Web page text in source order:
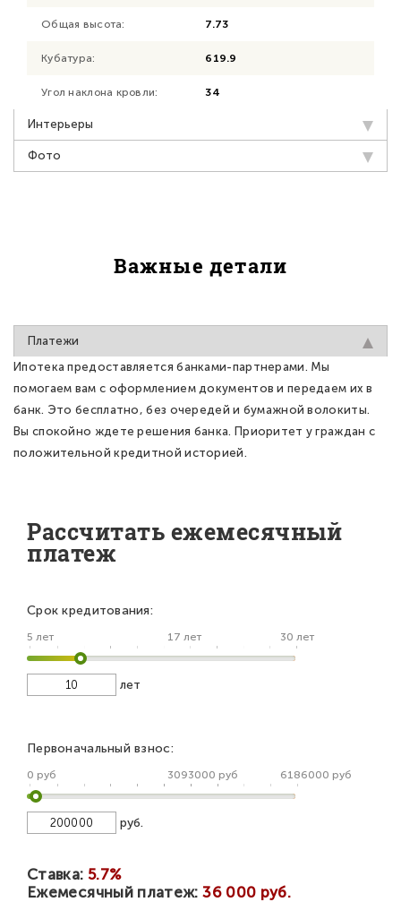
Общая высота: 7.73
Кубатура: 619.9
Угол наклона кровли: 34
Интерьеры
Фото
Важные детали
Платежи
Ипотека предоставляется банками-партнерами. Мы
помогаем вам с оформлением документов и передаем их в
банк. Это бесплатно, без очередей и бумажной волокиты.
Вы спокойно ждете решения банка. Приоритет у граждан с
положительной кредитной историей.
Рассчитать ежемесячный
платеж
Срок кредитования:
5 лет 17 лет 30 лет
лет
Первоначальный взнос:
0 руб 3093000 руб 6186000 руб
руб.
Ставка: 5.7%
Ежемесячный платеж:36 000 руб.